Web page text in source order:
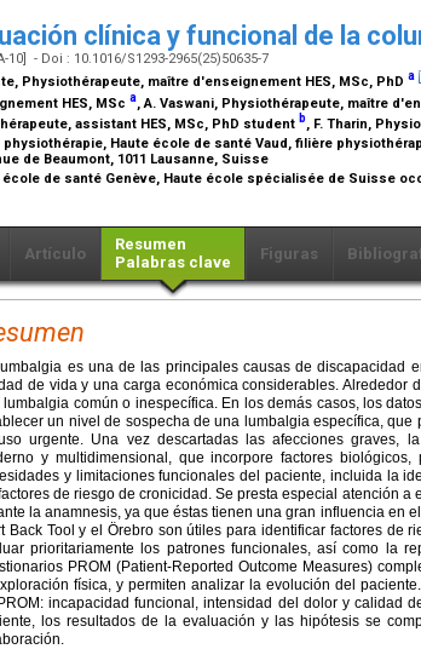
clínica y funcional de la
10] - Doi : 10.1016/S1293-2965(25)50635-7
Physiothérapeute, maître d'enseignement HES, MSc, PhD a
HES, MSc a, A. Vaswani, Physiothérapeute, maître
assistant HES, MSc, PhD student b, F. Tharin,
physiothérapie, Haute école de santé Vaud, filière
de Beaumont, 1011 Lausanne, Suisse
école de santé Genève, Haute école spécialisée de Suisse
Artículo
Resumen
Palabras clave
Figuras
es una de las principales causas de discapacidad
de vida y una carga económica considerables. Alrededor
lumbalgia común o inespecífica. En los demás casos, los
un nivel de sospecha de una lumbalgia específica,
urgente. Una vez descartadas las afecciones graves,
y multidimensional, que incorpore factores
y limitaciones funcionales del paciente, incluida la
de riesgo de cronicidad. Se presta especial atención
la anamnesis, ya que éstas tienen una gran influencia en
Back Tool y el Örebro son útiles para identificar factores de
prioritariamente los patrones funcionales, así como la
PROM (Patient-Reported Outcome Measures)
física, y permiten analizar la evolución del
incapacidad funcional, intensidad del dolor y calidad
los resultados de la evaluación y las hipótesis se